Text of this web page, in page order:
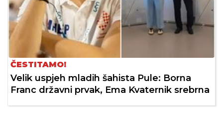
ČESTITAMO!
Velik uspjeh mladih šahista Pule: Borna
Franc državni prvak, Ema Kvaternik srebrna